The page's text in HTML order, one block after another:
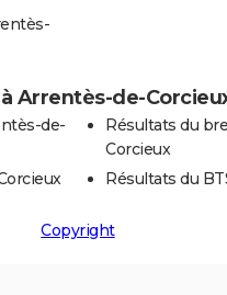
Arrentès-de-
de-
Résultats du
Corcieux
Résultats du
Copyright